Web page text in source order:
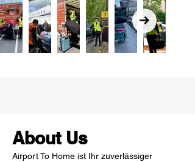
About Us
Airport To Home ist Ihr zuverlässiger